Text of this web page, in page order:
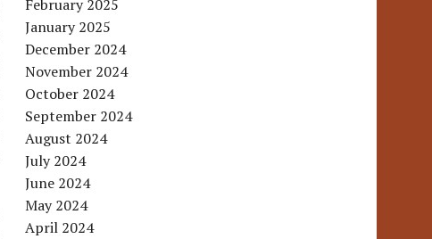
February 2025
January 2025
December 2024
November 2024
October 2024
September 2024
August 2024
July 2024
June 2024
May 2024
April 2024